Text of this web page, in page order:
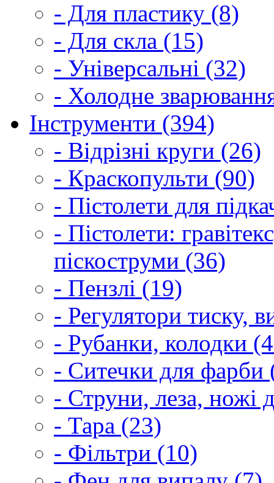
- Для пластику (8)
- Для скла (15)
- Універсальні (32)
- Холодне
Інструменти (394)
- Відрізні круги (26)
- Краскопульти (90)
- Пістолети для
- Пістолети:
піскоструми (36)
- Пензлі (19)
- Регулятори тиску,
- Рубанки, колодки
- Ситечки для фарби
- Струни, леза, ножі
- Тара (23)
- Фільтри (10)